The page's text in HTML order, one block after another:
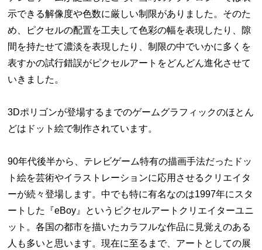
示できる解像度や色数に厳しい制限がありました。そのた
め、ピクセルの配置を工夫して色彩の幅を表現したり、隙
間を持たせて濃淡を表現したり、制限の中でいかに多くを
表すかの試行錯誤がピクセルアートをどんどん進化させて
いきました。
3Dポリゴンが登場するまでのゲームグラフィックのほとん
どはドット絵で制作されています。
90年代後半から、テレビゲーム特有の描画手法だったドッ
ト絵を芸術やイラストレーションに応用させるクリエイタ
ーが続々登場します。中でも特に有名なのは1997年にスタ
ートした『eBoy』というピクセルアートクリエイターユニ
ット。各国の都市を描いたカラフルな作品に見覚えのある
人も多いと思います。現在に至るまで、アートとしての展